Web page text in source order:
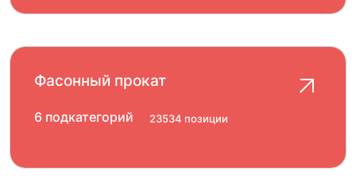
Фасонный прокат
6 подкатегорий 23534 позиции